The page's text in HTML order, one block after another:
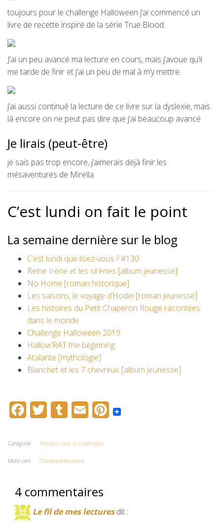
toujours pour le challenge Halloween j’ai commencé un
livre de recette inspiré de la série True Blood.
J’ai un peu avancé ma lecture en cours, mais j’avoue qu’il
me tarde de finir et j’ai un peu de mal à m’y mettre.
j’ai aussi continué la lecture de ce livre sur la dyslexie, mais
là encore on ne peut pas dire que j’ai beaucoup avancé
Je lirais (peut-être)
je sais pas trop encore, j’aimerais déjà finir les
mésaventures de Mirella
C’est lundi on fait le point
La semaine dernière sur le blog
C’est lundi que lisez-vous ? #130
Reine Irène et les sirènes [album jeunesse]
No Home [roman historique]
Les saisons, le voyage d’Hodei [roman jeunesse]
Les histoires du Petit Chaperon Rouge racontées
dans le monde
Challenge Halloween 2019
Hallow’RAT the beginning
Atalante [mythologie]
Blanchet et les 7 chevreux [album jeunesse]
c
e
o
o
i
t
e
r
m
b
r
a
P
e
Catégorie Rendez-vous et challenges
Mots-clés Clundiquelisezvous
4 commentaires
Le fil de mes lectures dit :